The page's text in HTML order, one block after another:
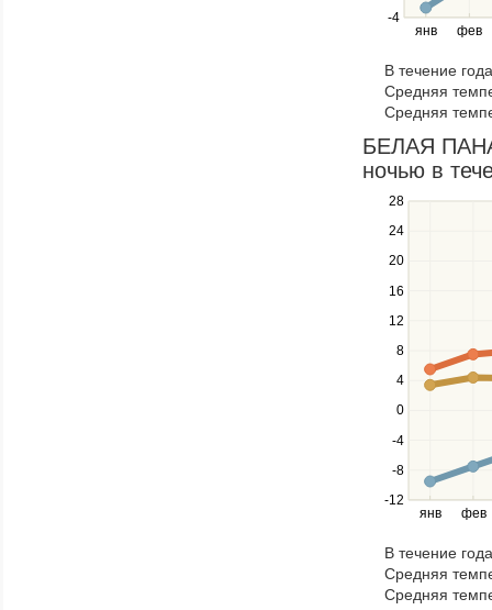
янв фев
-4right
keys
navigate
through
items
in
a
series.
В течение
Средняя
Средняя
БЕЛАЯ
ночью в
янв фев
-12
-8
-4
0
4
8
12
16
20
24
28
Use
the
and
down
to
navigate
between
series.
Use
the
and
right
navigate
through
items
В течение
Средняя
Средняя